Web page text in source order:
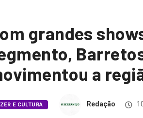
grandes
a
E CULTURA Redação